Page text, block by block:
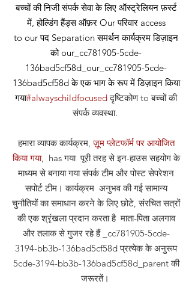
बच्चों की निजी संपर्क सेवा के लिए ऑस्ट्रेलियन फ़र्स्ट
में, होल्डिंग हैंड्स ऑफ़र Ourपरिवार access
to ourपद Separation समर्थन कार्यक्रम डिज़ाइन
को our_cc781905-5cde-
136bad5cf58d_our_cc781905-5cde-
136bad5cf58d के एक भाग के रूप में डिज़ाइन किया
गया#alwayschildfocusedदृष्टिकोणto बच्चों की
संपर्क व्यवस्था.
हमारा व्यापक कार्यक्रम,ज़ूम प्लेटफॉर्म पर आयोजित
किया गया, has गया पूरी तरह से इन-हाउस सहयोग के
माध्यम से बनाया गया संपर्क टीम और पोस्ट सेपरेशन
सपोर्ट टीम। कार्यक्रम अनुभव की गई सामान्य
चुनौतियों का समाधान करने के लिए छोटे, संरचित सत्रों
की एक श्रृंखला प्रदान करता है माता-पिता अलगाव
और तलाक से गुजर रहे हैं _cc781905-5cde-
3194-bb3b-136bad5cf58d प्रत्येक के अनुरूप
5cde-3194-bb3b-136bad5cf58d_parent की
जरूरतें।